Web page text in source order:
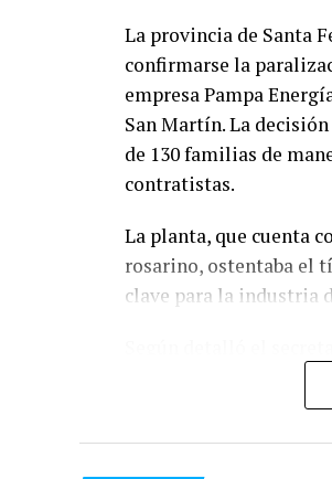
La provincia de Santa
confirmarse la
empresa Pampa
San Martín. La
de 130 familias de
contratistas.
La planta, que cuenta
rosarino, ostentaba el
clave para la industria
“Ayer